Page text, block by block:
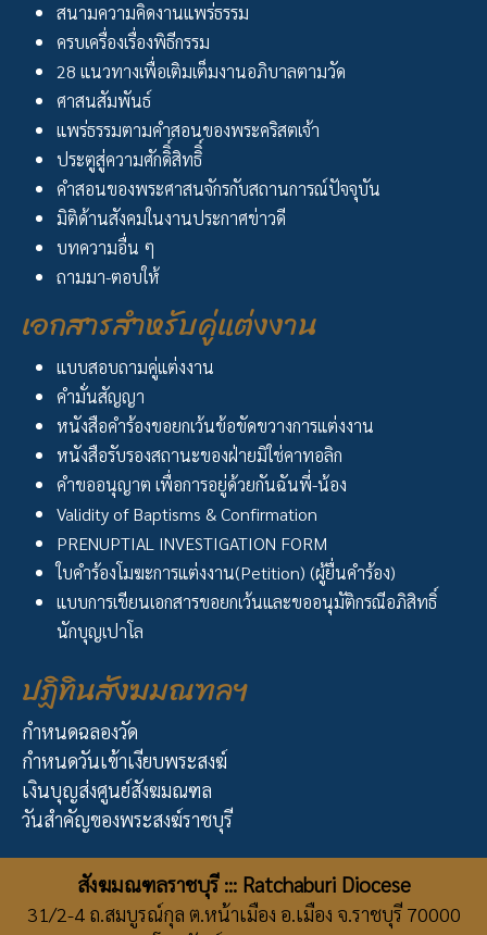
สนามความคิดงานแพร่ธรรม
ครบเครื่องเรื่องพิธีกรรม
28 แนวทางเพื่อเติมเต็มงานอภิบาลตามวัด
ศาสนสัมพันธ์
แพร่ธรรมตามคำสอนของพระคริสตเจ้า
ประตูสู่ความศักดิิ์สิทธิิ์
คำสอนของพระศาสนจักรกับสถานการณ์ปัจจุบัน
มิติด้านสังคมในงานประกาศข่าวดี
บทความอื่น ๆ
ถามมา-ตอบให้
เอกสารสำหรับคู่แต่งงาน
แบบสอบถามคู่แต่งงาน
คำมั่นสัญญา
หนังสือคำร้องขอยกเว้นข้อขัดขวางการแต่งงาน
หนังสือรับรองสถานะของฝ่ายมิใช่คาทอลิก
คำขออนุญาต เพื่อการอยู่ด้วยกันฉันพี่-น้อง
Validity of Baptisms & Confirmation
PRENUPTIAL INVESTIGATION FORM
ใบคำร้องโมฆะการแต่งงาน(Petition) (ผู้ยื่นคำร้อง)
แบบการเขียนเอกสารขอยกเว้นและขออนุมัติกรณีอภิสิทธิ์
นักบุญเปาโล
ปฏิทินสังฆมณฑลฯ
กำหนดฉลองวัด
กำหนดวันเข้าเงียบพระสงฆ์
เงินบุญส่งศูนย์สังฆมณฑล
วันสำคัญของพระสงฆ์ราชบุรี
สังฆมณฑลราชบุรี ::: Ratchaburi Diocese
31/2-4 ถ.สมบูรณ์กุล ต.หน้าเมือง อ.เมือง จ.ราชบุรี 70000